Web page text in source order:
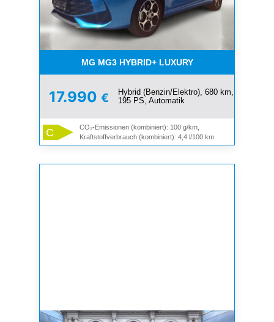
MG MG3 HYBRID+ LUXURY
17.990 €
Hybrid (Benzin/Elektro), 680 km,
195 PS, Automatik
C
CO₂-Emissionen (kombiniert): 100 g/km,
Kraftstoffverbrauch (kombiniert): 4,4 l/100 km